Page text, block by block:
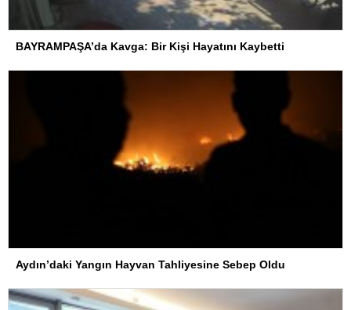
BAYRAMPAŞA’da Kavga: Bir Kişi Hayatını Kaybetti
Aydın’daki Yangın Hayvan Tahliyesine Sebep Oldu